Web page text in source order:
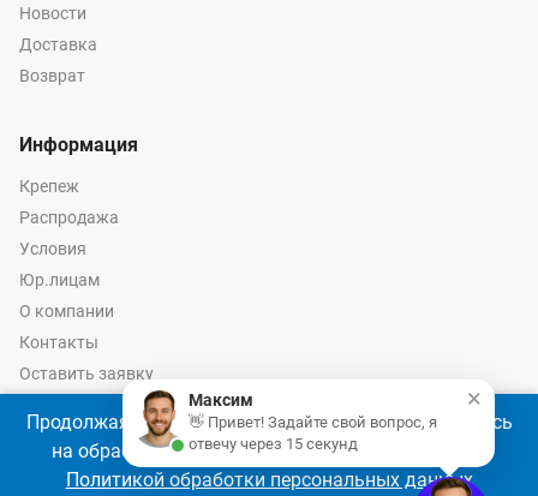
Новости
Доставка
Возврат
Информация
Крепеж
Распродажа
Условия
Юр.лицам
О компании
Контакты
Оставить заявку
Калькулятор крепежа
© 2026 год Оптово-розничные продажи крепежа и инструмента -
Продолжая использовать наш сайт, Вы соглашаетесь
на обработку файлов cookie 🍪 в соответствии с
Политикой обработки персональных данных
×
Максим
👋 Привет! Задайте свой вопрос, я
отвечу через 15 секунд